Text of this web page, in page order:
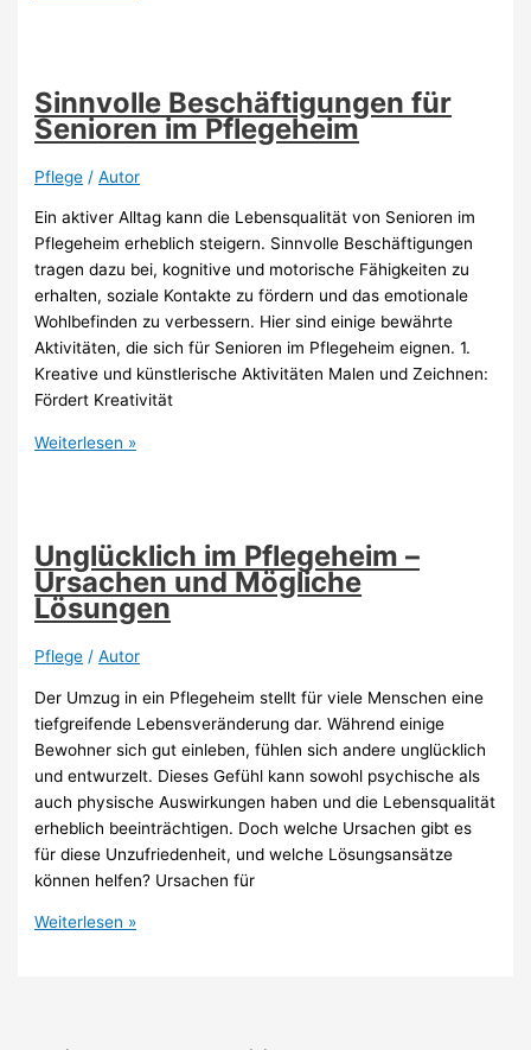
Deutschland:
Top
10
Sinnvolle Beschäftigungen für
Senioren im Pflegeheim
Pflege /Autor
Ein aktiver Alltag kann die Lebensqualität von Senioren im
Pflegeheim erheblich steigern. Sinnvolle Beschäftigungen
tragen dazu bei, kognitive und motorische Fähigkeiten zu
erhalten, soziale Kontakte zu fördern und das emotionale
Wohlbefinden zu verbessern. Hier sind einige bewährte
Aktivitäten, die sich für Senioren im Pflegeheim eignen. 1.
Kreative und künstlerische Aktivitäten Malen und Zeichnen:
Fördert Kreativität
Sinnvolle
im
Pflegeheim
Weiterlesen »
Unglücklich im Pflegeheim –
Ursachen und Mögliche
Lösungen
Pflege /Autor
Der Umzug in ein Pflegeheim stellt für viele Menschen eine
tiefgreifende Lebensveränderung dar. Während einige
Bewohner sich gut einleben, fühlen sich andere unglücklich
und entwurzelt. Dieses Gefühl kann sowohl psychische als
auch physische Auswirkungen haben und die Lebensqualität
erheblich beeinträchtigen. Doch welche Ursachen gibt es
für diese Unzufriedenheit, und welche Lösungsansätze
können helfen? Ursachen für
Unglücklich
Weiterlesen »